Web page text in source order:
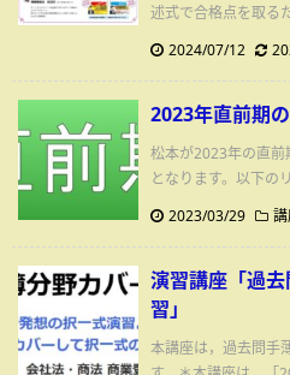
述式で合格点を取る
2024/07/12
2023年直前期
松本が2023年の直
となります。以下の
2023/03/29
講
演習講座「過
習」
本講座は，過去問手